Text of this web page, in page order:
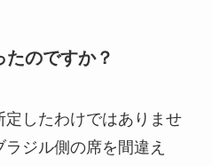
のですか？
したわけではありませ
ジル側の席を間違え